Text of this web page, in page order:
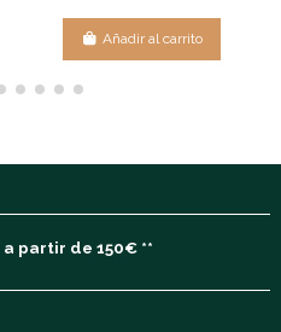
Añadir al carrito
a partir de 150€ **